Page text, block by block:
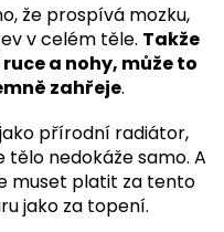
že prospívá mozku,
v celém těle. Takže
a nohy, může to
zahřeje.
přírodní radiátor,
tělo nedokáže samo. A
muset platit za tento
jako za topení.